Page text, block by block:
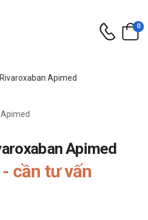
0
Apimed
Apimed
cần tư vấn